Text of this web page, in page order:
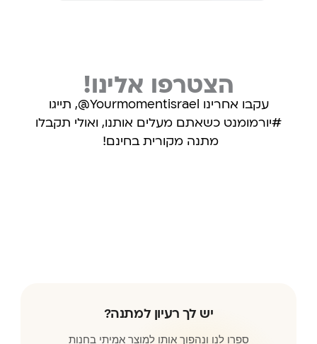
הצטרפו אלינו!
עקבו אחרינו Yourmomentisrael@, תייגו
#יורמומנט כשאתם מעלים אותנו, ואולי תקבלו
מתנה מקורית בחינם!
יש לך רעיון למתנה?
ספרו לנו ונהפוך אותו למוצר אמיתי בחנות